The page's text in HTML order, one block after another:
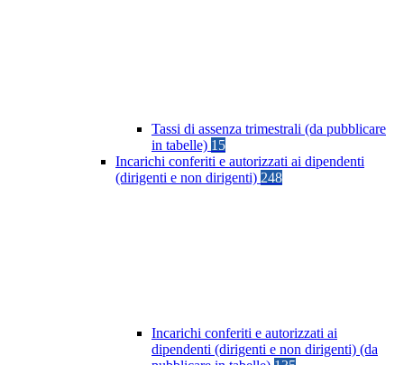
Tassi di assenza trimestrali (da pubblicare
in tabelle) 15
Incarichi conferiti e autorizzati ai dipendenti
(dirigenti e non dirigenti) 248
Incarichi conferiti e autorizzati ai
dipendenti (dirigenti e non dirigenti) (da